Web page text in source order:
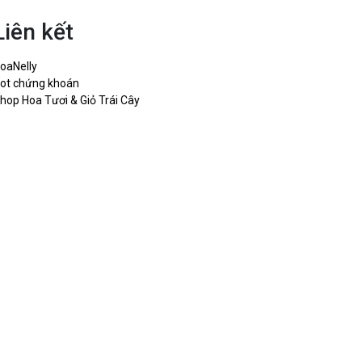
kết
chứng khoán
Hoa Tươi & Giỏ Trái Cây